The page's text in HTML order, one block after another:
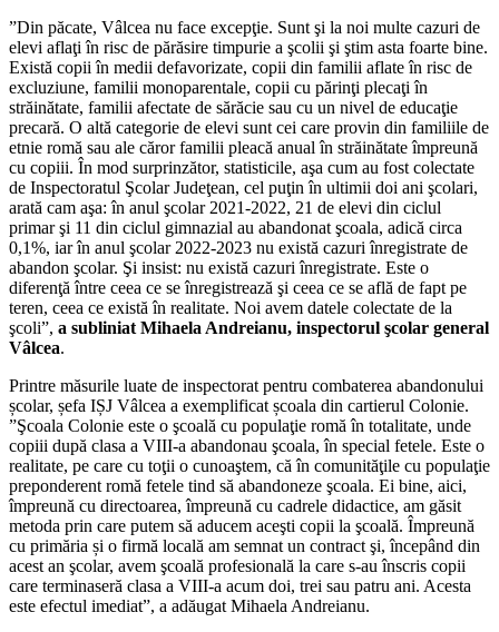
”Din păcate, Vâlcea nu face excepţie. Sunt şi la noi multe cazuri de
elevi aflaţi în risc de părăsire timpurie a şcolii şi ştim asta foarte bine.
Există copii în medii defavorizate, copii din familii aflate în risc de
excluziune, familii monoparentale, copii cu părinţi plecaţi în
străinătate, familii afectate de sărăcie sau cu un nivel de educaţie
precară. O altă categorie de elevi sunt cei care provin din familiile de
etnie romă sau ale căror familii pleacă anual în străinătate împreună
cu copiii. În mod surprinzător, statisticile, aşa cum au fost colectate
de Inspectoratul Şcolar Judeţean, cel puţin în ultimii doi ani şcolari,
arată cam aşa: în anul şcolar 2021-2022, 21 de elevi din ciclul
primar şi 11 din ciclul gimnazial au abandonat şcoala, adică circa
0,1%, iar în anul şcolar 2022-2023 nu există cazuri înregistrate de
abandon şcolar. Şi insist: nu există cazuri înregistrate. Este o
diferenţă între ceea ce se înregistrează şi ceea ce se află de fapt pe
teren, ceea ce există în realitate. Noi avem datele colectate de la
şcoli”, a subliniat Mihaela Andreianu, inspectorul şcolar general
Vâlcea.
Printre măsurile luate de inspectorat pentru combaterea abandonului
școlar, șefa IȘJ Vâlcea a exemplificat școala din cartierul Colonie.
”Şcoala Colonie este o şcoală cu populaţie romă în totalitate, unde
copiii după clasa a VIII-a abandonau şcoala, în special fetele. Este o
realitate, pe care cu toţii o cunoaştem, că în comunităţile cu populaţie
preponderent romă fetele tind să abandoneze şcoala. Ei bine, aici,
împreună cu directoarea, împreună cu cadrele didactice, am găsit
metoda prin care putem să aducem aceşti copii la şcoală. Împreună
cu primăria și o firmă locală am semnat un contract şi, începând din
acest an şcolar, avem şcoală profesională la care s-au înscris copii
care terminaseră clasa a VIII-a acum doi, trei sau patru ani. Acesta
este efectul imediat”, a adăugat Mihaela Andreianu.